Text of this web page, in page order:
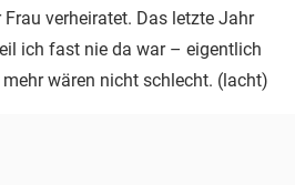
verheiratet. Das letzte Jahr
ich fast nie da war – eigentlich
wären nicht schlecht. (lacht)